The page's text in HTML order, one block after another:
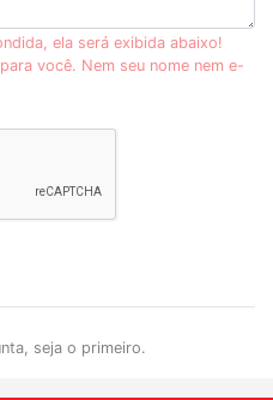
ela será exibida abaixo!
você. Nem seu nome nem e-
seja o primeiro.